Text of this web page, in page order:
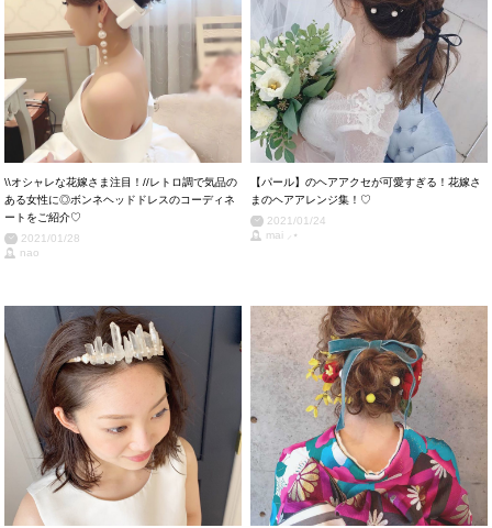
\\オシャレな花嫁さま注目！//レトロ調で気品の
ある女性に◎ボンネヘッドドレスのコーディネ
ートをご紹介♡
2021/01/28
nao
【パール】のヘアアクセが可愛すぎる！花嫁さ
まのヘアアレンジ集！♡
2021/01/24
mai ⸝⋆